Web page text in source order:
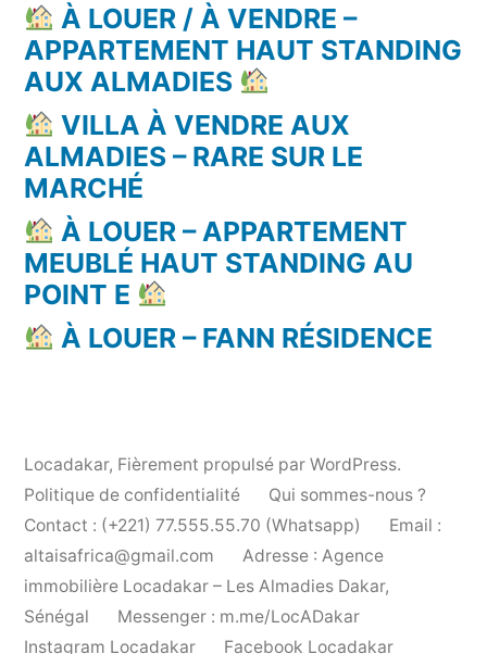
À LOUER / À VENDRE –
APPARTEMENT HAUT STANDING
AUX ALMADIES
VILLA À VENDRE AUX
ALMADIES – RARE SUR LE
MARCHÉ
À LOUER – APPARTEMENT
MEUBLÉ HAUT STANDING AU
POINT E
À LOUER – FANN RÉSIDENCE
Locadakar, Fièrement propulsé par WordPress.
Politique de confidentialité
Qui sommes-nous ?
Contact : (+221) 77.555.55.70 (Whatsapp)
Email :
altaisafrica@gmail.com
Adresse : Agence
immobilière Locadakar – Les Almadies Dakar,
Sénégal
Messenger : m.me/LocADakar
Instagram Locadakar
Facebook Locadakar